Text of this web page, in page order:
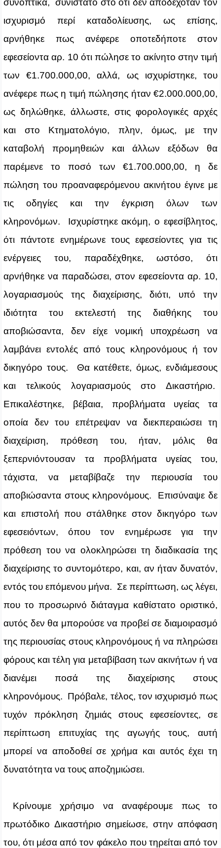
ισχυρισμό περί καταδολίευσης, ως επίσης,
αρνήθηκε πως ανέφερε οποτεδήποτε στον
εφεσείοντα αρ. 10 ότι πώλησε το ακίνητο στην τιμή
των €1.700.000,00, αλλά, ως ισχυρίστηκε, του
ανέφερε πως η τιμή πώλησης ήταν €2.000.000,00,
ως δηλώθηκε, άλλωστε, στις φορολογικές αρχές
και στο Κτηματολόγιο, πλην, όμως, με την
καταβολή προμηθειών και άλλων εξόδων θα
παρέμενε το ποσό των €1.700.000,00, η δε
πώληση του προαναφερόμενου ακινήτου έγινε με
τις οδηγίες και την έγκριση όλων των
κληρονόμων. Ισχυρίστηκε ακόμη, ο εφεσίβλητος,
ότι πάντοτε ενημέρωνε τους εφεσείοντες για τις
ενέργειες του, παραδέχθηκε, ωστόσο, ότι
αρνήθηκε να παραδώσει, στον εφεσείοντα αρ. 10,
λογαριασμούς της διαχείρισης, διότι, υπό την
ιδιότητα του εκτελεστή της διαθήκης του
αποβιώσαντα, δεν είχε νομική υποχρέωση να
λαμβάνει εντολές από τους κληρονόμους ή τον
δικηγόρο τους. Θα κατέθετε, όμως, ενδιάμεσους
και τελικούς λογαριασμούς στο Δικαστήριο.
Επικαλέστηκε, βέβαια, προβλήματα υγείας τα
οποία δεν του επέτρεψαν να διεκπεραιώσει τη
διαχείριση, πρόθεση του, ήταν, μόλις θα
ξεπερνιόντουσαν τα προβλήματα υγείας του,
τάχιστα, να μεταβίβαζε την περιουσία του
αποβιώσαντα στους κληρονόμους. Επισύναψε δε
και επιστολή που στάλθηκε στον δικηγόρο των
εφεσειόντων, όπου τον ενημέρωσε για την
πρόθεση του να ολοκληρώσει τη διαδικασία της
διαχείρισης το συντομότερο, και, αν ήταν δυνατόν,
εντός του επόμενου μήνα. Σε περίπτωση, ως λέγει,
που το προσωρινό διάταγμα καθίστατο οριστικό,
αυτός δεν θα μπορούσε να προβεί σε διαμοιρασμό
της περιουσίας στους κληρονόμους ή να πληρώσει
φόρους και τέλη για μεταβίβαση των ακινήτων ή να
διανέμει ποσά της διαχείρισης στους
κληρονόμους. Πρόβαλε, τέλος, τον ισχυρισμό πως
τυχόν πρόκληση ζημιάς στους εφεσείοντες, σε
περίπτωση επιτυχίας της αγωγής τους, αυτή
μπορεί να αποδοθεί σε χρήμα και αυτός έχει τη
δυνατότητα να τους αποζημιώσει.
Κρίνουμε χρήσιμο να αναφέρουμε πως το
πρωτόδικο Δικαστήριο σημείωσε, στην απόφαση
του, ότι μέσα από τον φάκελο που τηρείται από τον